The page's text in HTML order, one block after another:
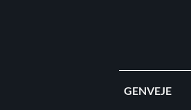
GENVEJE